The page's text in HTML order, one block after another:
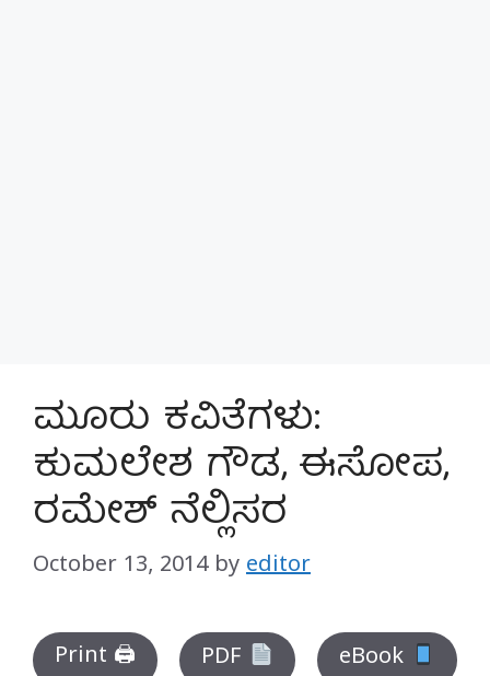
ಮೂರು ಕವಿತೆಗಳು:
ಕುಮಲೇಶ ಗೌಡ, ಈಸೋಪ,
ರಮೇಶ್ ನೆಲ್ಲಿಸರ
October 13, 2014 by editor
Print 🖨 PDF eBook